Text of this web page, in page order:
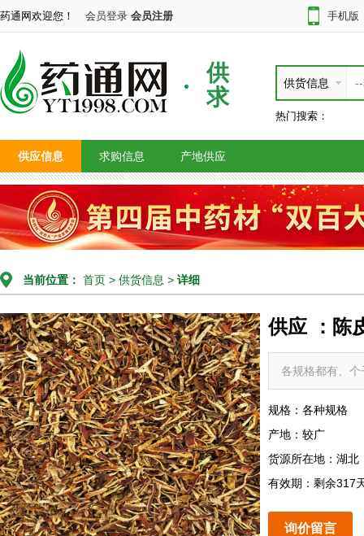
药通网欢迎您！ 会员登录 会员注册 手机版
供
求
供货信息
热门搜索：
供应信息 求购信息 产地供应
当前位置： 首页 > 供货信息 > 详细
供应 ：陈
各规格都有、
规格：各种规格
产地：较广
货源所在地：湖北
有效期：剩余317
询价留言